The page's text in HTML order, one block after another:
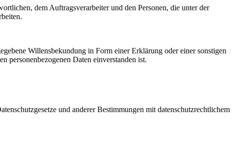
dem Auftragsverarbeiter und den Personen, die unter der
Willensbekundung in Form einer Erklärung oder einer sonstigen
personenbezogenen Daten einverstanden ist.
und anderer Bestimmungen mit datenschutzrechtlichem